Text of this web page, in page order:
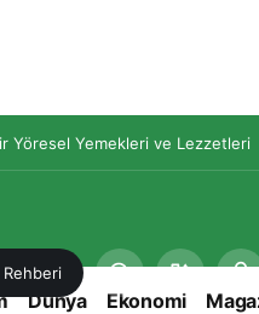
Yöresel Yemekleri ve Lezzetleri
Rehberi
Dünya Ekonomi